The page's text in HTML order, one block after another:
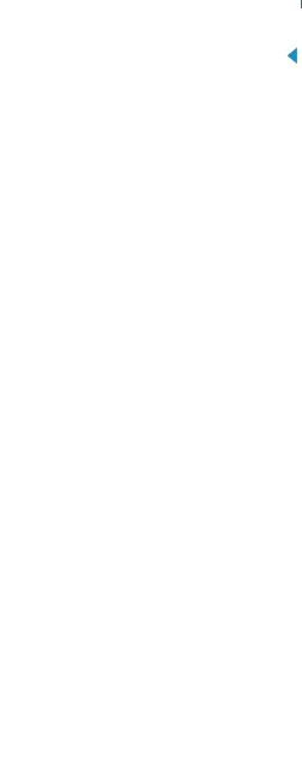
ЄС виділить Україні €80
млн доходів від активів РФ